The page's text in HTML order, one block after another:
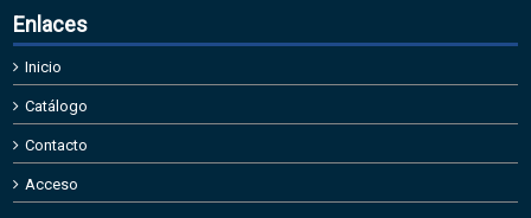
Enlaces
Inicio
Catálogo
Contacto
Acceso